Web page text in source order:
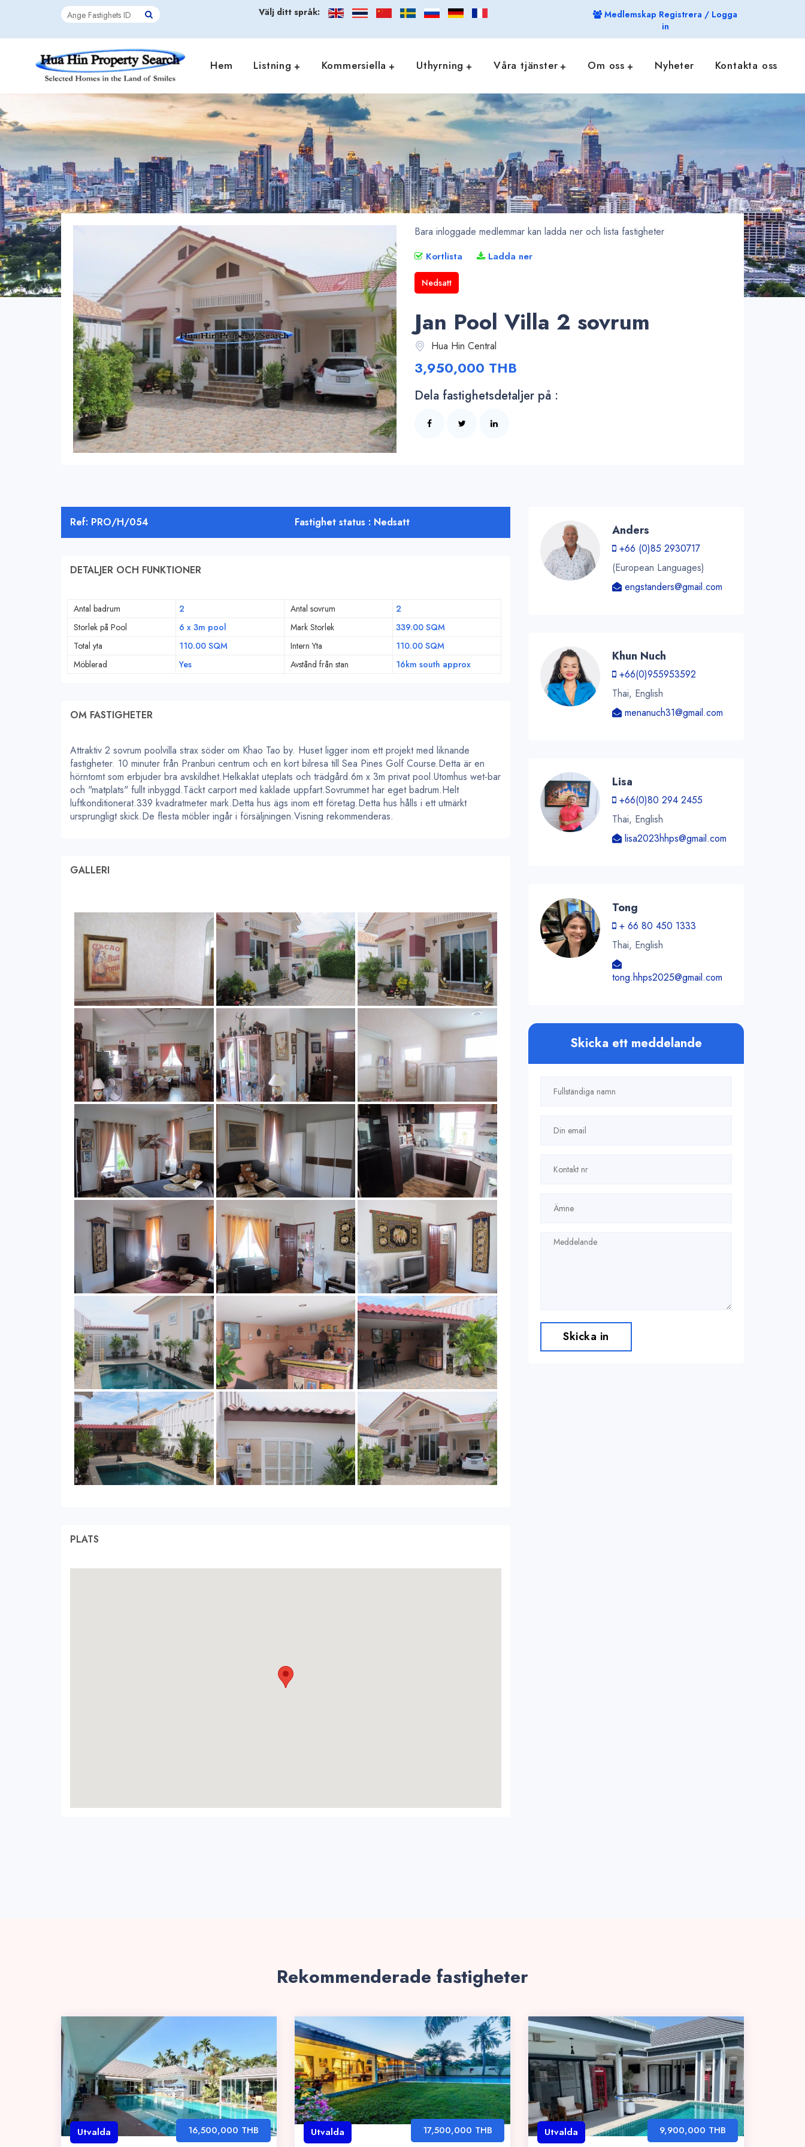
Välj ditt språk:
Medlemskap Registrera / Logga
in
Hem Listning Kommersiella Uthyrning Våra tjänster Om oss Nyheter Kontakta oss
Bara inloggade medlemmar kan ladda ner och lista fastigheter
Kortlista Ladda ner
Nedsatt
Jan Pool Villa 2 sovrum
Hua Hin Central
3,950,000 THB
Dela fastighetsdetaljer på :
Ref: PRO/H/054 Fastighet status : Nedsatt
DETALJER OCH FUNKTIONER
Antal badrum 2 Antal sovrum
2
Storlek på Pool
6 x 3m pool Mark Storlek
339.00 SQM
Total yta
110.00 SQM Intern Yta
110.00 SQM
Möblerad
Yes Avstånd från stan 16km south approx
OM FASTIGHETER
Attraktiv 2 sovrum poolvilla strax söder om Khao Tao by. Huset ligger inom ett projekt med liknande
fastigheter. 10 minuter från Pranburi centrum och en kort bilresa till Sea Pines Golf Course.Detta är en
hörntomt som erbjuder bra avskildhet.Helkaklat uteplats och trädgård.6m x 3m privat pool.Utomhus wet-bar
och "matplats" fullt inbyggd.Täckt carport med kaklade uppfart.Sovrummet har eget badrum.Helt
luftkonditionerat.339 kvadratmeter mark.Detta hus ägs inom ett företag.Detta hus hålls i ett utmärkt
ursprungligt skick.De flesta möbler ingår i försäljningen.Visning rekommenderas.
GALLERI
PLATS
Anders
+66 (0)85 2930717
(European Languages)
engstanders@gmail.com
Khun Nuch
+66(0)955953592
Thai, English
menanuch31@gmail.com
Lisa
+66(0)80 294 2455
Thai, English
lisa2023hhps@gmail.com
Tong
+ 66 80 450 1333
Thai, English
tong.hhps2025@gmail.com
Skicka ett meddelande
Skicka in
Rekommenderade fastigheter
Utvalda 16,500,000 THB Utvalda 17,500,000 THB Utvalda 9,900,000 THB